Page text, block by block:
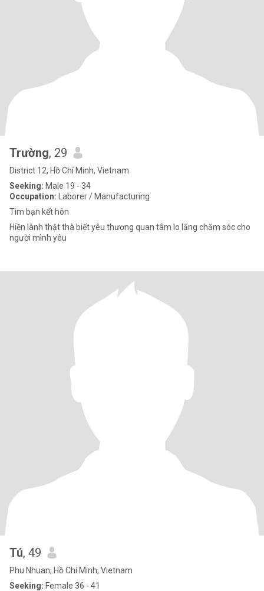
Trường, 29
District 12, Hồ Chí Minh, Vietnam
Seeking: Male 19 - 34
Occupation: Laborer / Manufacturing
Tìm bạn kết hôn
Hiền lành thật thà biết yêu thương quan tâm lo lắng chăm sóc cho
người mình yêu
Tú, 49
Phu Nhuan, Hồ Chí Minh, Vietnam
Seeking: Female 36 - 41